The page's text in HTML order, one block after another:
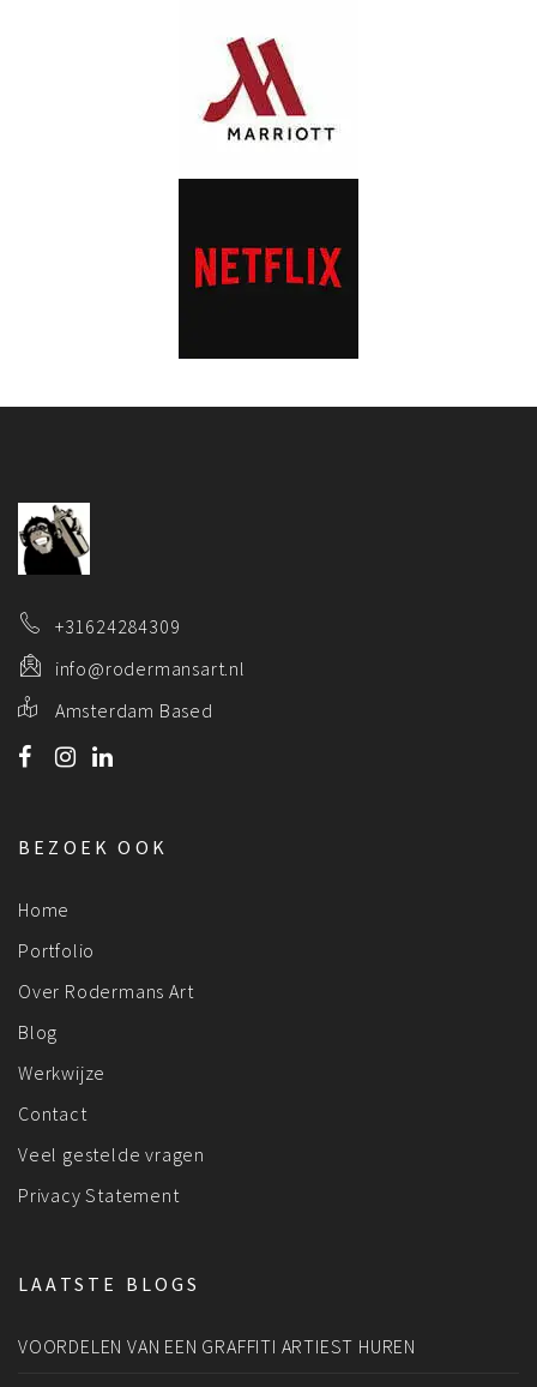
+31624284309
info@rodermansart.nl
Amsterdam Based
BEZOEK OOK
Home
Portfolio
Over Rodermans Art
Blog
Werkwijze
Contact
Veel gestelde vragen
Privacy Statement
LAATSTE BLOGS
VOORDELEN VAN EEN GRAFFITI ARTIEST HUREN